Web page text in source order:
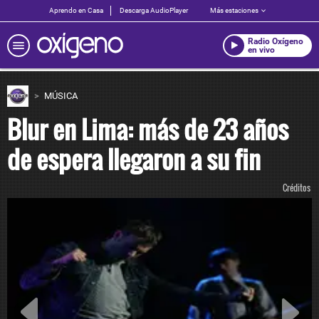
Aprendo en Casa Descarga AudioPlayer Más estaciones
Radio Oxígeno
en vivo
MÚSICA
Blur en Lima: más de 23 años
de espera llegaron a su fin
Créditos